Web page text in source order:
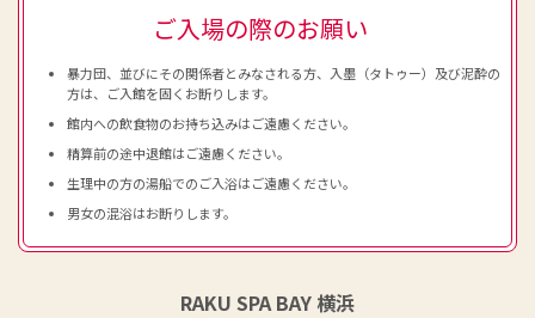
ご入場の際のお願い
暴力団、並びにその関係者とみなされる方、入墨（タトゥー）及び泥酔の
方は、ご入館を固くお断りします。
館内への飲食物のお持ち込みはご遠慮ください。
精算前の途中退館はご遠慮ください。
生理中の方の湯船でのご入浴はご遠慮ください。
男女の混浴はお断りします。
RAKU SPA BAY 横浜